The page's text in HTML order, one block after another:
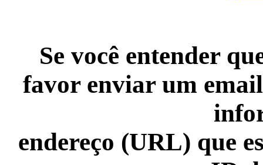
Se você entender
favor enviar um
endereço (URL) que